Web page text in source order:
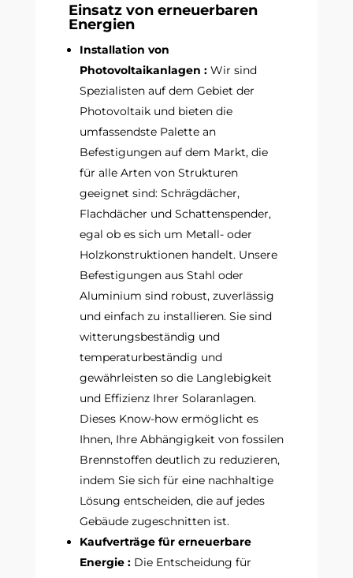
Einsatz von erneuerbaren
Energien
Installation von
Photovoltaikanlagen :Wir sind
Spezialisten auf dem Gebiet der
Photovoltaik und bieten die
umfassendste Palette an
Befestigungen auf dem Markt, die
für alle Arten von Strukturen
geeignet sind: Schrägdächer,
Flachdächer und Schattenspender,
egal ob es sich um Metall- oder
Holzkonstruktionen handelt. Unsere
Befestigungen aus Stahl oder
Aluminium sind robust, zuverlässig
und einfach zu installieren. Sie sind
witterungsbeständig und
temperaturbeständig und
gewährleisten so die Langlebigkeit
und Effizienz Ihrer Solaranlagen.
Dieses Know-how ermöglicht es
Ihnen, Ihre Abhängigkeit von fossilen
Brennstoffen deutlich zu reduzieren,
indem Sie sich für eine nachhaltige
Lösung entscheiden, die auf jedes
Gebäude zugeschnitten ist.
Kaufverträge für erneuerbare
Energie :Die Entscheidung für